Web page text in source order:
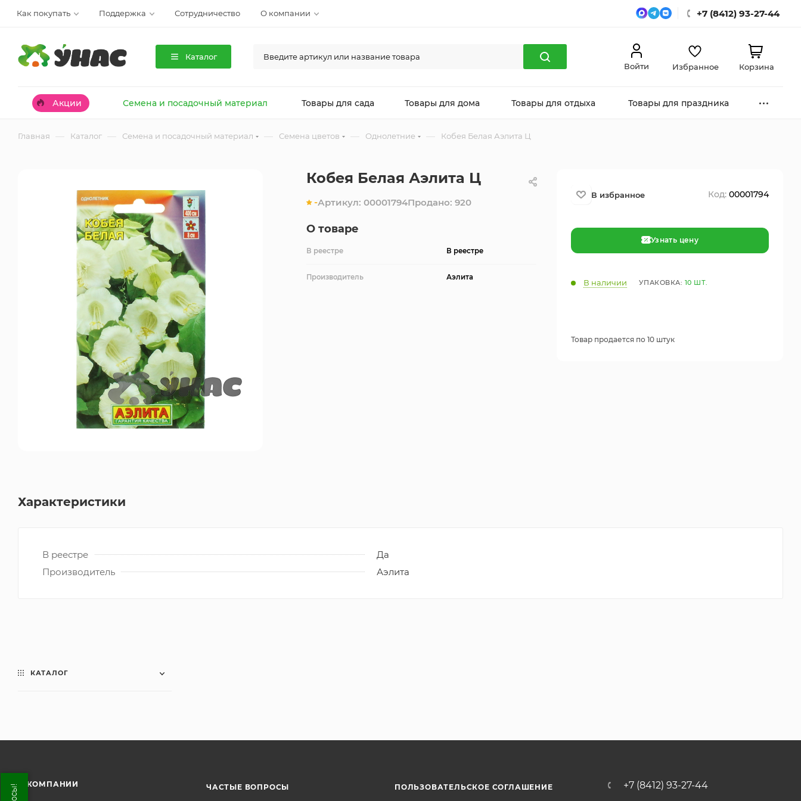
Как покупать Поддержка Сотрудничество О компании +7 (8412) 93-27-44
Каталог
Войти
Избранное Корзина
Акции Семена и посадочный материал Товары для сада Товары для дома Товары для отдыха Товары для праздника
Главная — Каталог — Семена и посадочный материал — Семена цветов — Однолетние — Кобея Белая Аэлита Ц
Кобея Белая Аэлита Ц
-Артикул: 00001794Продано: 920
О товаре
В реестре В реестре
Производитель Аэлита
Код: 00001794
Узнать цену
В наличии УПАКОВКА: 10 ШТ.
Товар продается по 10 штук
Характеристики
В реестре
Да
Производитель
Аэлита
КАТАЛОГ
О КОМПАНИИ ЧАСТЫЕ ВОПРОСЫ ПОЛЬЗОВАТЕЛЬСКОЕ СОГЛАШЕНИЕ +7 (8412) 93-27-44